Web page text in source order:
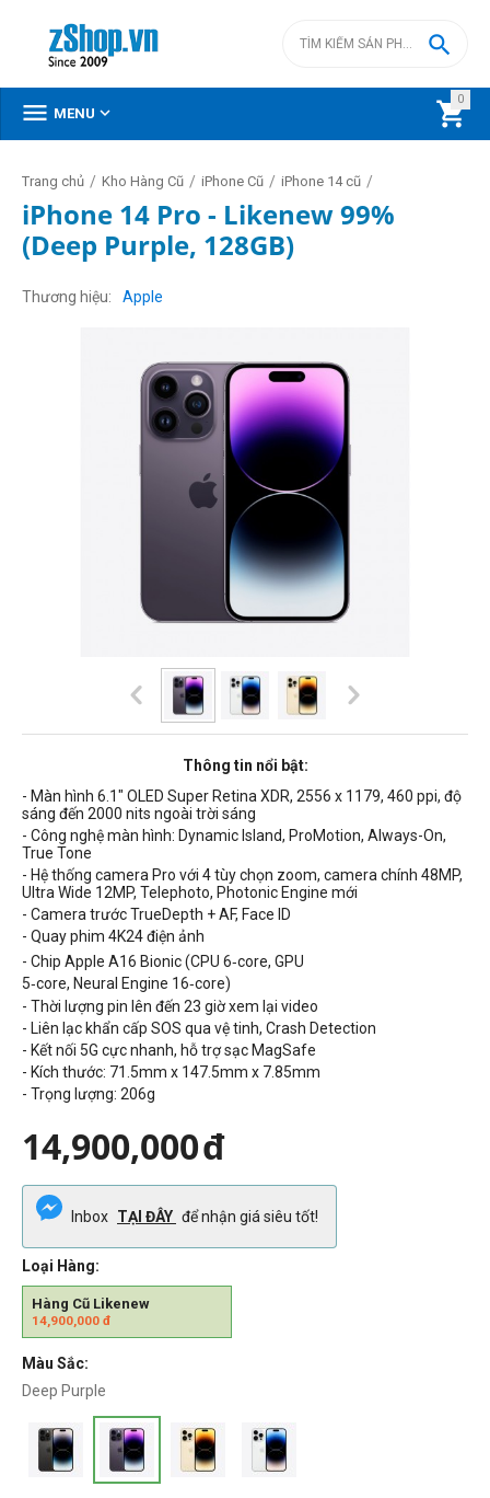
0


 MENU 
Trang chủ / Kho Hàng Cũ / iPhone Cũ / iPhone 14 cũ /
iPhone 14 Pro - Likenew 99%
(Deep Purple, 128GB)
Thương hiệu Apple
Thông tin nổi bật:
- Màn hình 6.1" OLED Super Retina XDR, 2556 x 1179, 460 ppi, độ
sáng đến 2000 nits ngoài trời sáng
- Công nghệ màn hình: Dynamic Island, ProMotion, Always-On,
True Tone
- Hệ thống camera Pro với 4 tùy chọn zoom, camera chính 48MP,
Ultra Wide 12MP, Telephoto, Photonic Engine mới
- Camera trước TrueDepth + AF, Face ID
- Quay phim 4K24 điện ảnh
- Chip Apple A16 Bionic (CPU 6‑core, GPU
5‑core, Neural Engine 16‑core)
- Thời lượng pin lên đến 23 giờ xem lại video
- Liên lạc khẩn cấp SOS qua vệ tinh, Crash Detection
- Kết nối 5G cực nhanh, hỗ trợ sạc MagSafe
- Kích thước: 71.5mm x 147.5mm x 7.85mm
- Trọng lượng: 206g
14,900,000đ
Inbox TẠI ĐÂY để nhận giá siêu tốt!
Loại Hàng:
Hàng Cũ Likenew
14,900,000 đ
Màu Sắc:
Deep Purple